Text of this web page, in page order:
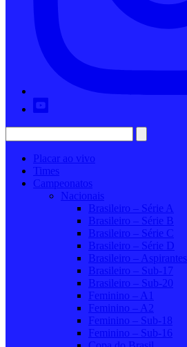
Placar ao vivo
Times
Campeonatos
Nacionais
Brasileiro – Série A
Brasileiro – Série B
Brasileiro – Série C
Brasileiro – Série D
Brasileiro – Aspirantes
Brasileiro – Sub-17
Brasileiro – Sub-20
Feminino – A1
Feminino – A2
Feminino – Sub-18
Feminino – Sub-16